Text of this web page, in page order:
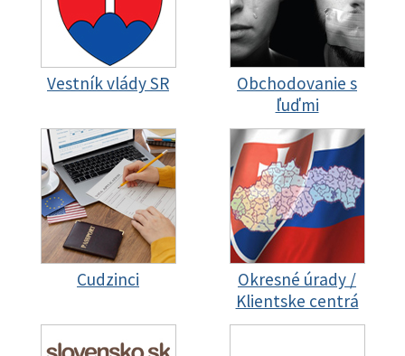
Vestník vlády SR
Obchodovanie s
ľuďmi
Cudzinci
Okresné úrady /
Klientske centrá